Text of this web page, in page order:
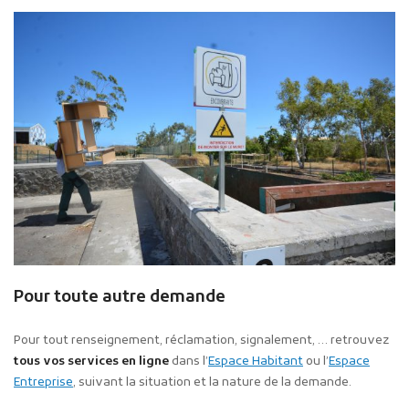
Pour toute autre demande
Pour tout renseignement, réclamation, signalement, … retrouvez
tous vos services en lignedans l’Espace Habitantou l’Espace
Entreprise, suivant la situation et la nature de la demande.